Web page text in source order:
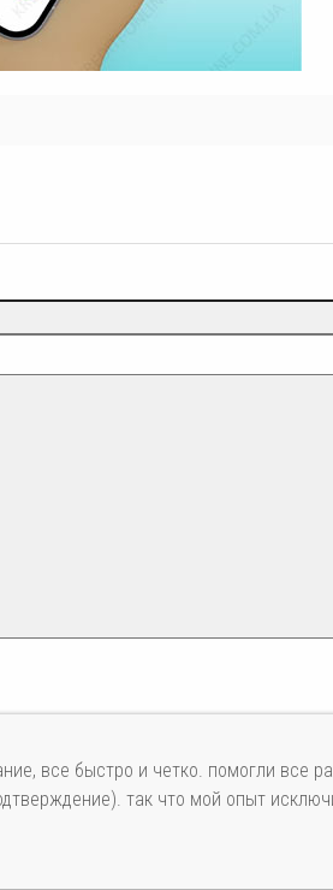
все быстро и четко. помогли все
так что мой опыт